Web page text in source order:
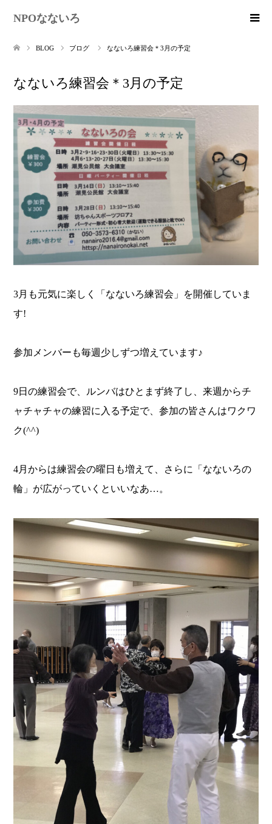
NPOなないろ
BLOG ブログ なないろ練習会＊3月の予定
なないろ練習会＊3月の予定
3月も元気に楽しく「なないろ練習会」を開催していま
す!
参加メンバーも毎週少しずつ増えています♪
9日の練習会で、ルンバはひとまず終了し、来週からチ
ャチャチャの練習に入る予定で、参加の皆さんはワクワ
ク(^^)
4月からは練習会の曜日も増えて、さらに「なないろの
輪」が広がっていくといいなあ…。